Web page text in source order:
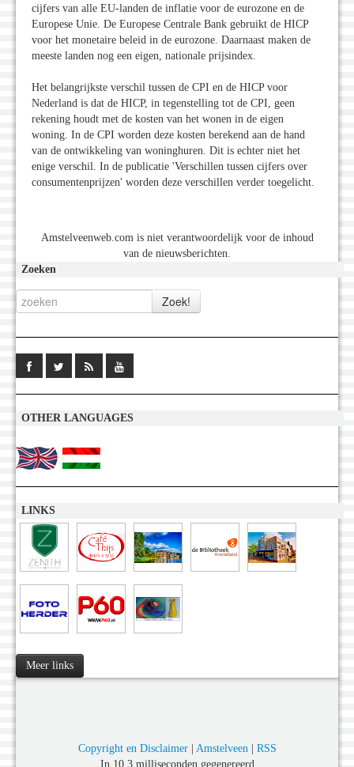
cijfers van alle EU-landen de inflatie voor de eurozone en de
Europese Unie. De Europese Centrale Bank gebruikt de HICP
voor het monetaire beleid in de eurozone. Daarnaast maken de
meeste landen nog een eigen, nationale prijsindex.
Het belangrijkste verschil tussen de CPI en de HICP voor
Nederland is dat de HICP, in tegenstelling tot de CPI, geen
rekening houdt met de kosten van het wonen in de eigen
woning. In de CPI worden deze kosten berekend aan de hand
van de ontwikkeling van woninghuren. Dit is echter niet het
enige verschil. In de publicatie 'Verschillen tussen cijfers over
consumentenprijzen' worden deze verschillen verder toegelicht.
Amstelveenweb.com is niet verantwoordelijk voor de inhoud
van de nieuwsberichten.
Zoeken
OTHER LANGUAGES
LINKS
Meer links
Copyright en Disclaimer| Amstelveen| RSS
In 10,3 milliseconden gegenereerd